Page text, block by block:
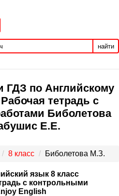
найти
ГДЗ по Английскому
тетрадь с
Биболетова
Е.Е.
8 класс Биболетова М.З.
язык 8 класс
с контрольными
English